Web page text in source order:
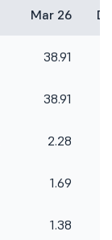
Mar 26
38.91
38.91
2.28
1.69
1.38